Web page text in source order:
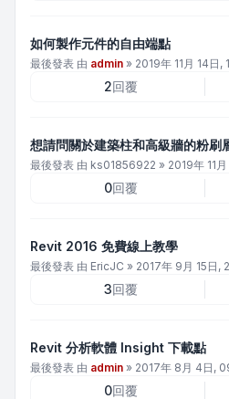
如何製作元件的自由端點
最後發表 由 admin » 2019年 11月 14日,
2回覆
想請問關於建築柱和高級牆的粉刷
最後發表 由 ks01856922 » 2019年 11
0回覆
Revit 2016 免費線上教學
最後發表 由 EricJC » 2017年 9月 15日,
3回覆
Revit 分析軟體 Insight 下載點
最後發表 由 admin » 2017年 8月 4日,
0回覆